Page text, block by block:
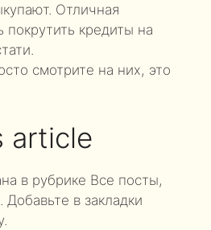
Отличная
покрутить кредиты на
смотрите на них, это
article
в рубрике Все посты,
в закладки